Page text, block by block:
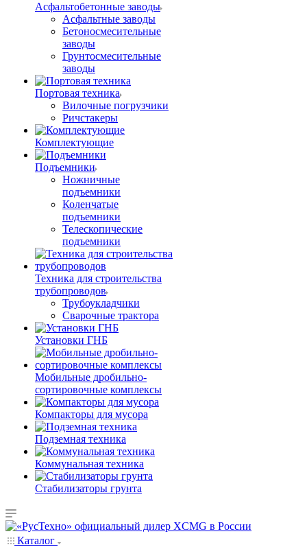
Асфальтобетонные заводы
Асфальтные заводы
Бетоносмесительные
заводы
Грунтосмесительные
заводы
Портовая техника
Вилочные погрузчики
Ричстакеры
Комплектующие
Подъемники
Ножничные
подъемники
Коленчатые
подъемники
Телескопические
подъемники
Техника для строительства
трубопроводов
Трубоукладчики
Сварочные трактора
Установки ГНБ
Мобильные дробильно-
сортировочные комплексы
Компакторы для мусора
Подземная техника
Коммунальная техника
Стабилизаторы грунта
Каталог